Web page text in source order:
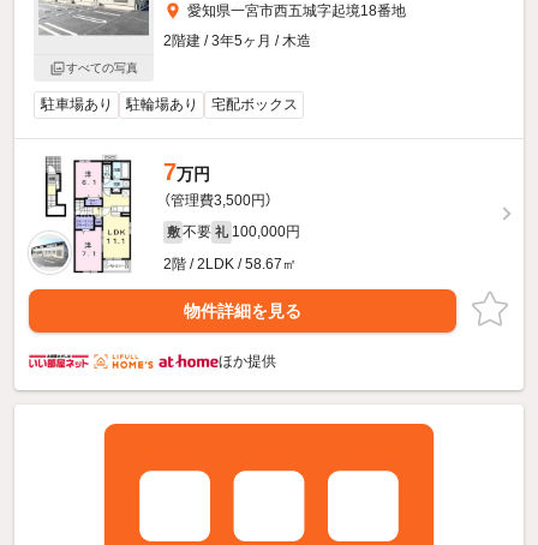
すべての写真
愛知県一宮市西五城字起境18番地
2階建 / 3年5ヶ月 / 木造
駐車場あり 駐輪場あり 宅配ボックス
7万円
（管理費3,500円）
敷 不要 礼 100,000円
2階 / 2LDK / 58.67㎡
物件詳細を見る
ほか提供